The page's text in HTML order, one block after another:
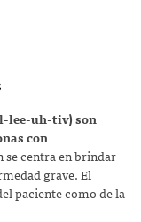
lee-uh-tiv) son
con
se centra en brindar
grave. El
paciente como de la